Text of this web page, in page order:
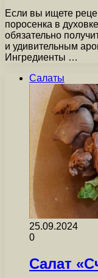
Если вы ищете
поросенка в
обязательно
и удивительным
Ингредиенты …
Салаты
25.09.2024
0
Салат